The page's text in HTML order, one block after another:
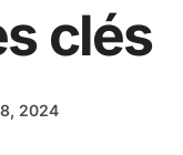
clés
2024